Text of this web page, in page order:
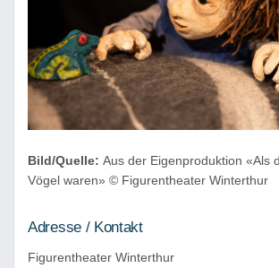
Bild/Quelle: Aus der Eigenproduktion «Als
Vögel waren» © Figurentheater Winterthur
Adresse / Kontakt
Figurentheater Winterthur